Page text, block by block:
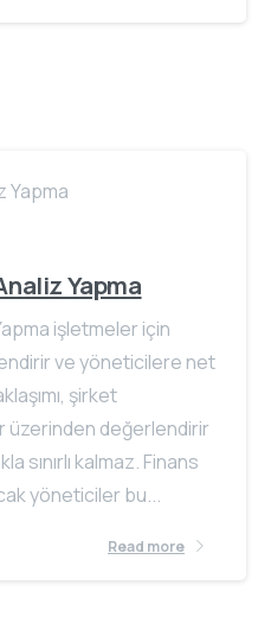
Yapma
işletmeler için
ve yöneticilere net
şirket
üzerinden değerlendirir
sınırlı kalmaz. Finans
yöneticiler bu...
Read more